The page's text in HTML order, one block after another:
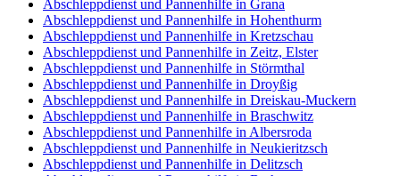
Abschleppdienst und Pannenhilfe in Grana
Abschleppdienst und Pannenhilfe in Hohenthurm
Abschleppdienst und Pannenhilfe in Kretzschau
Abschleppdienst und Pannenhilfe in Zeitz, Elster
Abschleppdienst und Pannenhilfe in Störmthal
Abschleppdienst und Pannenhilfe in Droyßig
Abschleppdienst und Pannenhilfe in Dreiskau-Muckern
Abschleppdienst und Pannenhilfe in Braschwitz
Abschleppdienst und Pannenhilfe in Albersroda
Abschleppdienst und Pannenhilfe in Neukieritzsch
Abschleppdienst und Pannenhilfe in Delitzsch